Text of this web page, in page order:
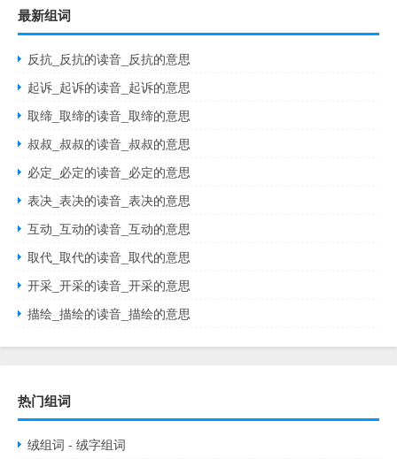
最新组词
反抗_反抗的读音_反抗的意思
起诉_起诉的读音_起诉的意思
取缔_取缔的读音_取缔的意思
叔叔_叔叔的读音_叔叔的意思
必定_必定的读音_必定的意思
表决_表决的读音_表决的意思
互动_互动的读音_互动的意思
取代_取代的读音_取代的意思
开采_开采的读音_开采的意思
描绘_描绘的读音_描绘的意思
热门组词
绒组词 - 绒字组词